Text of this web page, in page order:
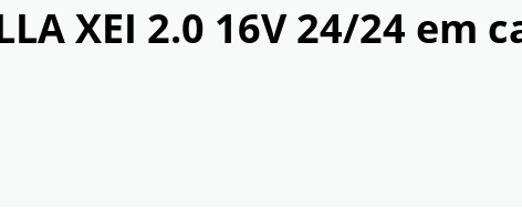
XEI 2.0 16V 24/24 em